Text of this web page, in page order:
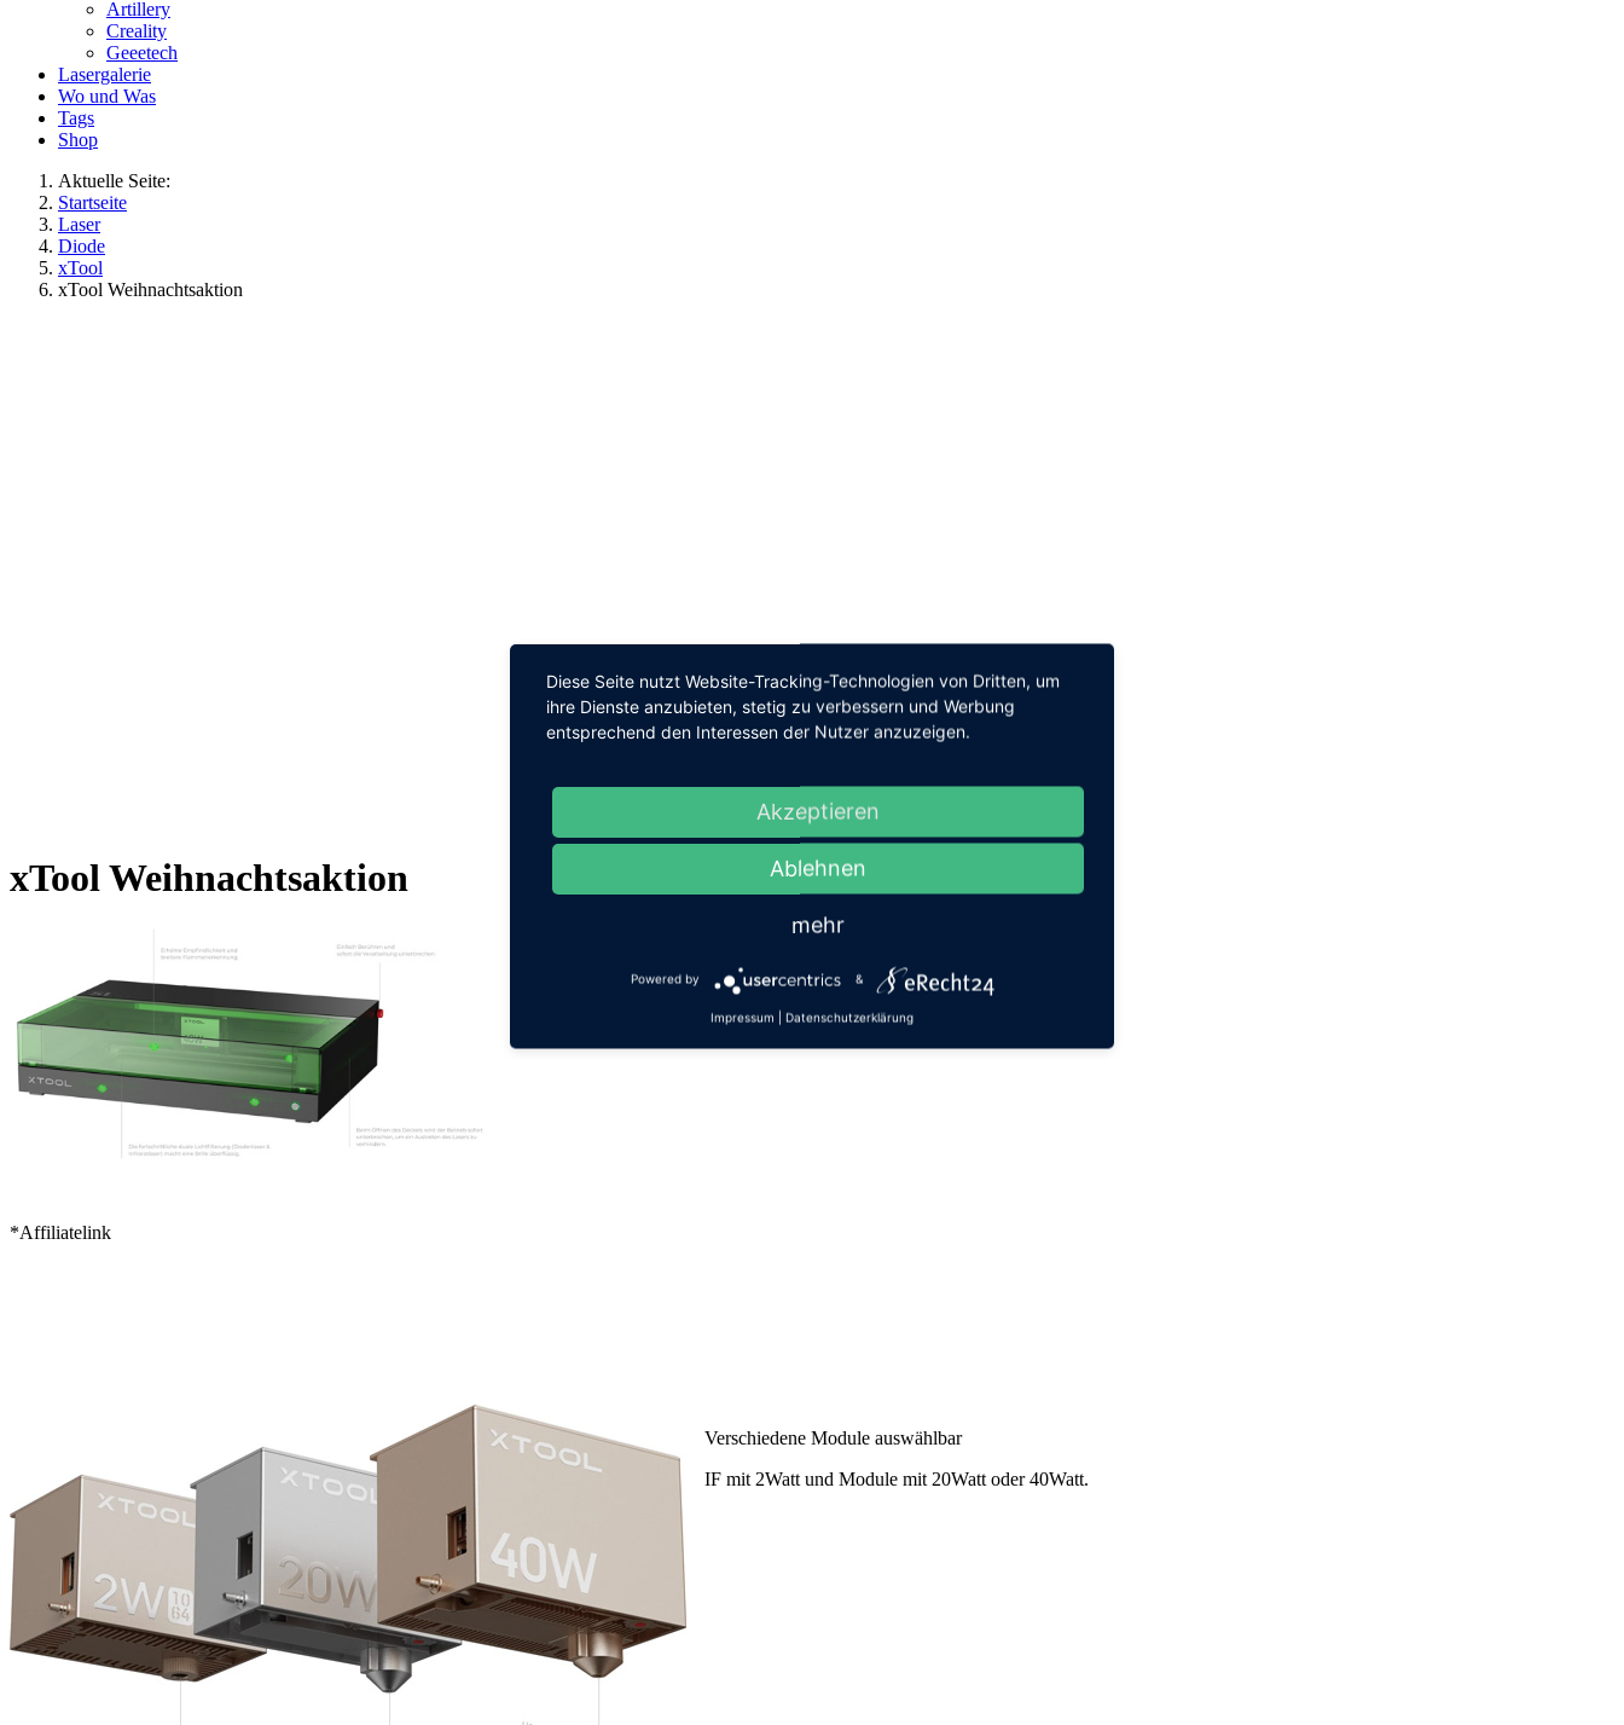
Artillery
Creality
Geeetech
Lasergalerie
Wo und Was
Tags
Shop
Aktuelle Seite:
Startseite
Laser
Diode
xTool
xTool Weihnachtsaktion
xTool Weihnachtsaktion
Der neue S1 jetzt auch in der Weihnachtsaktion.
*Affiliatelink
Verschiedene Module auswählbar
IF mit 2Watt und Module mit 20Watt oder 40Watt.
Diese Seite nutzt Website-Tracking-Technologien von Dritten, um
ihre Dienste anzubieten, stetig zu verbessern und Werbung
entsprechend den Interessen der Nutzer anzuzeigen.
Akzeptieren
Ablehnen
mehr
Powered by &
Impressum | Datenschutzerklärung